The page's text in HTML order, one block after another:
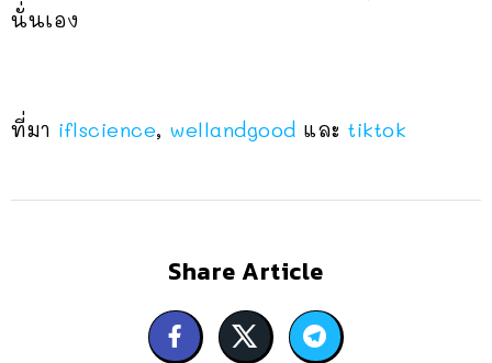
นั่นเอง
ที่มา iflscience, wellandgood และ tiktok
Share Article